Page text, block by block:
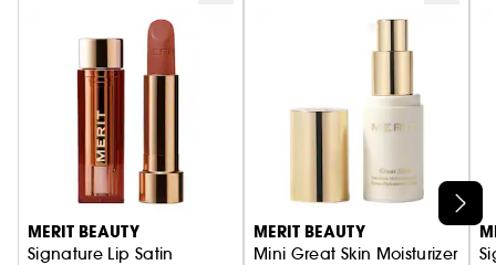
Ignorer le carrousel produits
MERIT BEAUTY
Signature Lip Satin
MERIT BEAUTY
Mini Great Skin Moisturizer